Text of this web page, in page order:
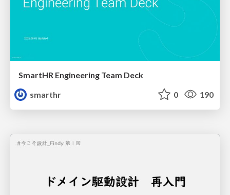
SmartHR Engineering Team Deck
smarthr
0 190